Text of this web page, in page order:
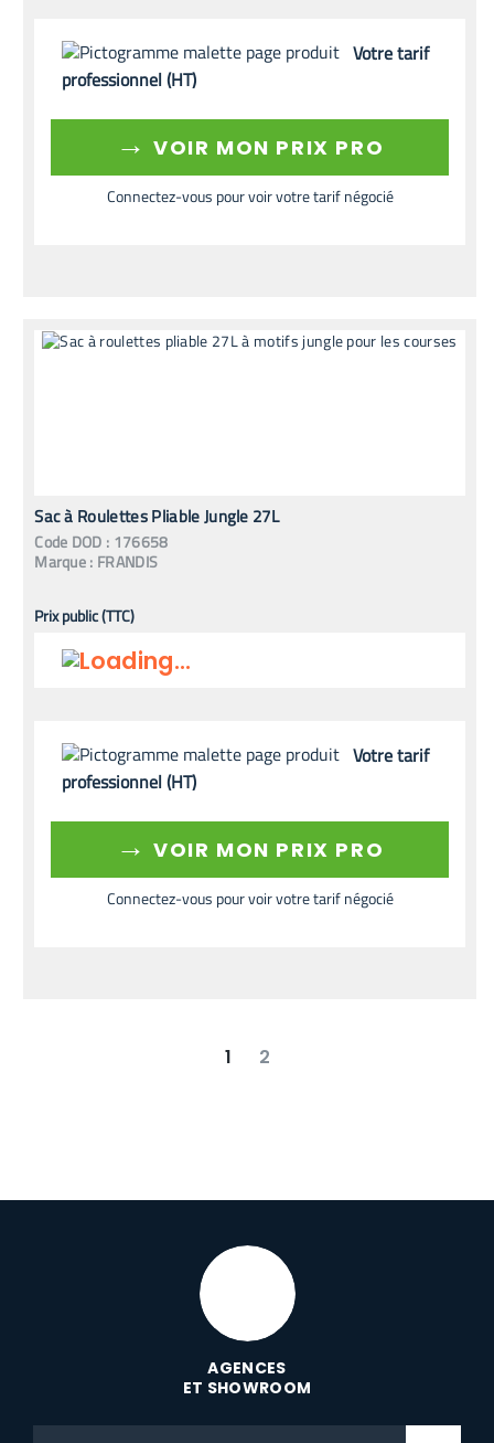
Votre tarif
professionnel (HT)
→ VOIR MON PRIX PRO
Connectez-vous pour voir votre tarif négocié
Sac à Roulettes Pliable Jungle 27L
Code DOD : 176658
Marque : FRANDIS
Prix public (TTC)
Votre tarif
professionnel (HT)
→ VOIR MON PRIX PRO
Connectez-vous pour voir votre tarif négocié
1 2
AGENCES
ET SHOWROOM